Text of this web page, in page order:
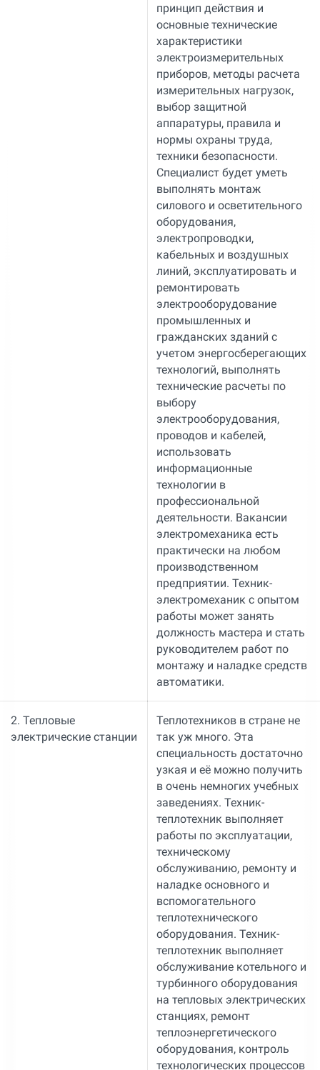
принцип действия и
основные технические
характеристики
электроизмерительных
приборов, методы расчета
измерительных нагрузок,
выбор защитной
аппаратуры, правила и
нормы охраны труда,
техники безопасности.
Специалист будет уметь
выполнять монтаж
силового и осветительного
оборудования,
электропроводки,
кабельных и воздушных
линий, эксплуатировать и
ремонтировать
электрооборудование
промышленных и
гражданских зданий с
учетом энергосберегающих
технологий, выполнять
технические расчеты по
выбору
электрооборудования,
проводов и кабелей,
использовать
информационные
технологии в
профессиональной
деятельности. Вакансии
электромеханика есть
практически на любом
производственном
предприятии. Техник-
электромеханик с опытом
работы может занять
должность мастера и стать
руководителем работ по
монтажу и наладке средств
автоматики.
2. Тепловые
электрические станции
Теплотехников в стране не
так уж много. Эта
специальность достаточно
узкая и её можно получить
в очень немногих учебных
заведениях. Техник-
теплотехник выполняет
работы по эксплуатации,
техническому
обслуживанию, ремонту и
наладке основного и
вспомогательного
теплотехнического
оборудования. Техник-
теплотехник выполняет
обслуживание котельного и
турбинного оборудования
на тепловых электрических
станциях, ремонт
теплоэнергетического
оборудования, контроль
технологических процессов